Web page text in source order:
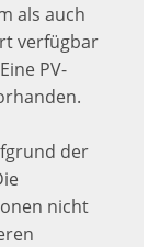
als auch
verfügbar
PV-
der
nicht